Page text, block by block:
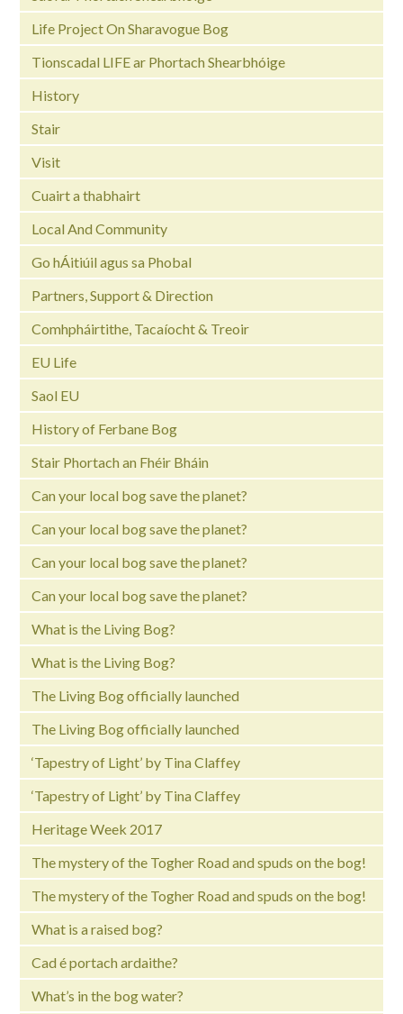
Life Project On Sharavogue Bog
Tionscadal LIFE ar Phortach Shearbhóige
History
Stair
Visit
Cuairt a thabhairt
Local And Community
Go hÁitiúil agus sa Phobal
Partners, Support & Direction
Comhpháirtithe, Tacaíocht & Treoir
EU Life
Saol EU
History of Ferbane Bog
Stair Phortach an Fhéir Bháin
Can your local bog save the planet?
Can your local bog save the planet?
Can your local bog save the planet?
Can your local bog save the planet?
What is the Living Bog?
What is the Living Bog?
The Living Bog officially launched
The Living Bog officially launched
‘Tapestry of Light’ by Tina Claffey
‘Tapestry of Light’ by Tina Claffey
Heritage Week 2017
The mystery of the Togher Road and spuds on the bog!
The mystery of the Togher Road and spuds on the bog!
What is a raised bog?
Cad é portach ardaithe?
What’s in the bog water?